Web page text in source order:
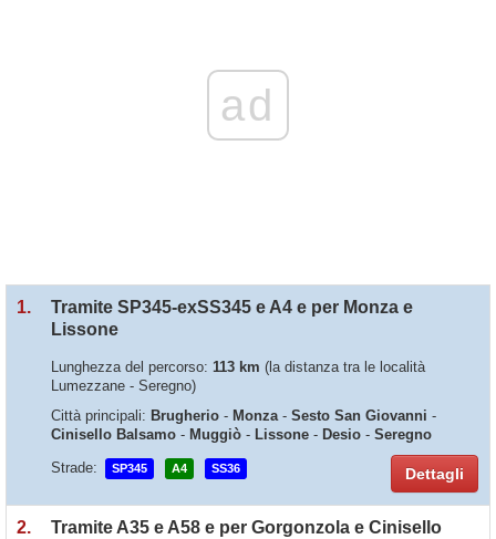
ad
1.
Tramite SP345-exSS345 e A4 e per Monza e
Lissone
Lunghezza del percorso: 113 km (la distanza tra le località
Lumezzane - Seregno)
Città principali: Brugherio - Monza- Sesto San Giovanni -
Cinisello Balsamo - Muggiò - Lissone - Desio - Seregno
Strade:
SP345 A4 SS36 Dettagli
2.
Tramite A35 e A58 e per Gorgonzola e Cinisello